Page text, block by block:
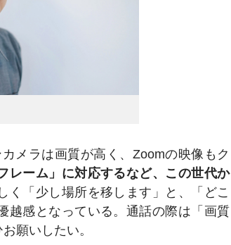
メラは画質が高く、Zoomの映像もク
レーム」に対応するなど、この世代か
く「少し場所を移します」と、「どこ
越感となっている。通話の際は「画質
願いしたい。